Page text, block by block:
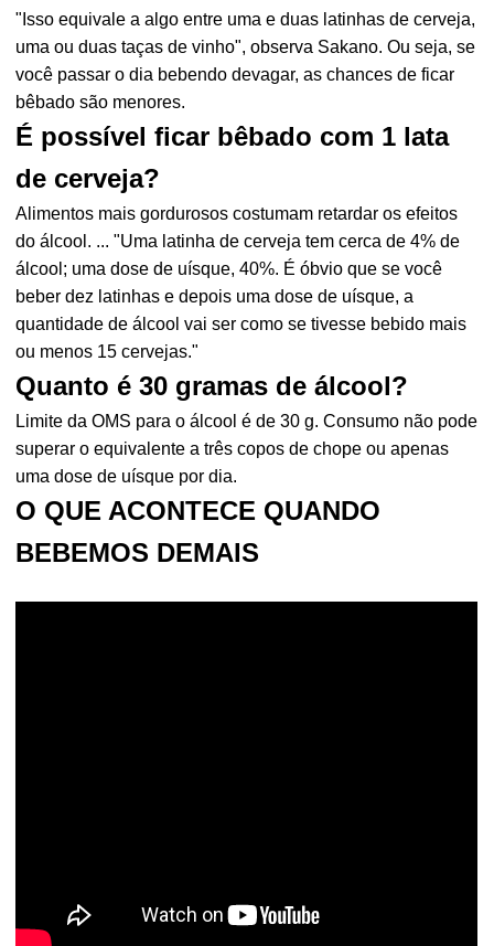
"Isso equivale a algo entre uma e duas latinhas de cerveja,
uma ou duas taças de vinho", observa Sakano. Ou seja, se
você passar o dia bebendo devagar, as chances de ficar
bêbado são menores.
É possível ficar bêbado com 1 lata
de cerveja?
Alimentos mais gordurosos costumam retardar os efeitos
do álcool. ... "Uma latinha de cerveja tem cerca de 4% de
álcool; uma dose de uísque, 40%. É óbvio que se você
beber dez latinhas e depois uma dose de uísque, a
quantidade de álcool vai ser como se tivesse bebido mais
ou menos 15 cervejas."
Quanto é 30 gramas de álcool?
Limite da OMS para o álcool é de 30 g. Consumo não pode
superar o equivalente a três copos de chope ou apenas
uma dose de uísque por dia.
O QUE ACONTECE QUANDO
BEBEMOS DEMAIS